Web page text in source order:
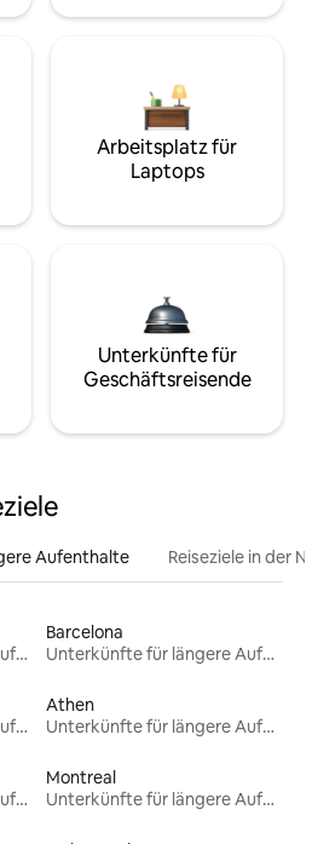
Arbeitsplatz für
Laptops
Unterkünfte für
Geschäftsreisende
Aufenthalte Reiseziele in der
Unterkünfte für längere Aufenthalte
Barcelona
Unterkünfte für längere Aufenthalte
Unterkünfte für längere Aufenthalte
Athen
Unterkünfte für längere Aufenthalte
Unterkünfte für längere Aufenthalte
Montreal
Unterkünfte für längere Aufenthalte